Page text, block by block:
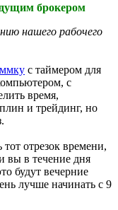
брокером
нашего рабочего
с таймером для
с
время,
и трейдинг, но
отрезок времени,
вы в течение дня
будут вечерние
лучше начинать с 9